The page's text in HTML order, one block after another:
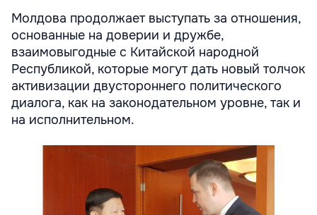
Молдова продолжает выступать за отношения,
основанные на доверии и дружбе,
взаимовыгодные с Китайской народной
Республикой, которые могут дать новый толчок
активизации двустороннего политического
диалога, как на законодательном уровне, так и
на исполнительном.